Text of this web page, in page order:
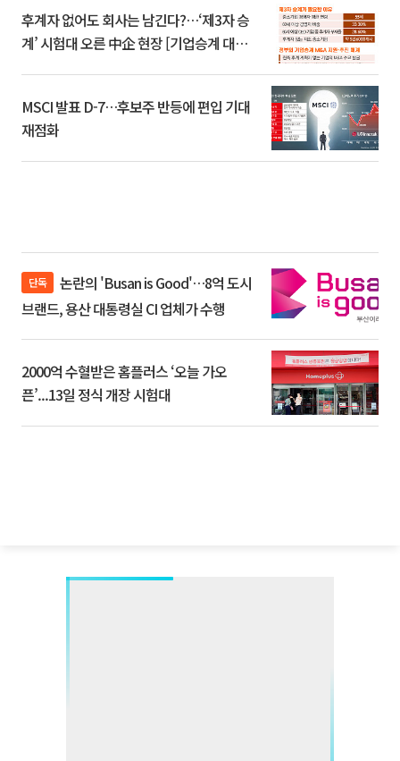
후계자 없어도 회사는 남긴다?…‘제3자 승
계’ 시험대 오른 中企 현장 [기업승계 대전
MSCI 발표 D-7…후보주 반등에 편입 기대
재점화
단독
브랜드, 용산 대통령실 CI 업체가 수행
2000억 수혈받은 홈플러스 ‘오늘 가오
픈’...13일 정식 개장 시험대